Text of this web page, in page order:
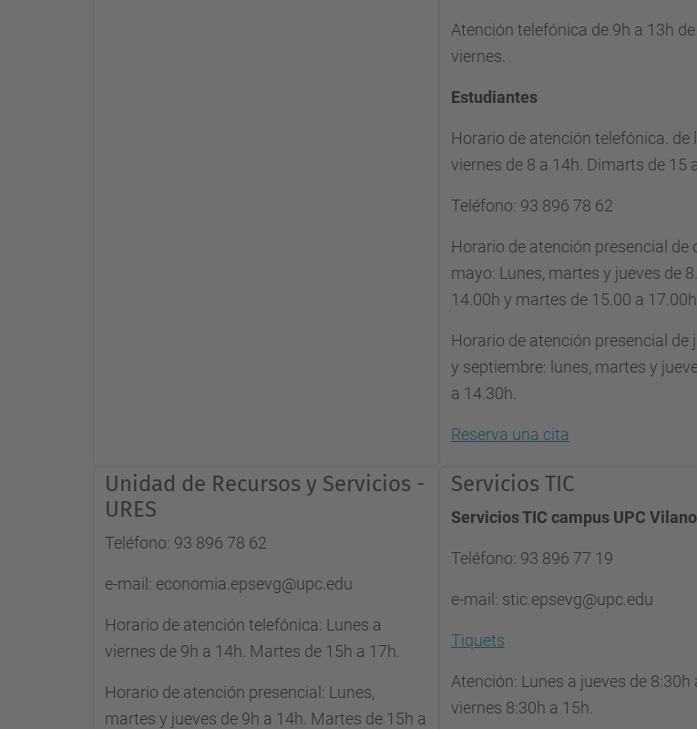
Atención telefónica de 9h a 13h
viernes.
Estudiantes
Horario de atención telefónica. de
viernes de 8 a 14h. Dimarts de 15
Teléfono: 93 896 78 62
Horario de atención presencial de
mayo: Lunes, martes y jueves de
14.00h y martes de 15.00 a 17.00h.
Horario de atención presencial de
y septiembre: lunes, martes y
a 14.30h.
Reserva una cita
Unidad de Recursos y Servicios -
URES
Teléfono: 93 896 78 62
e-mail: economia.epsevg@upc.edu
Horario de atención telefónica: Lunes a
viernes de 9h a 14h. Martes de 15h a 17h.
Horario de atención presencial: Lunes,
martes y jueves de 9h a 14h. Martes de 15h a
Servicios TIC
Servicios TIC campus UPC
Teléfono: 93 896 77 19
e-mail: stic.epsevg@upc.edu
Tiquets
Atención: Lunes a jueves de 8:30h
viernes 8:30h a 15h.